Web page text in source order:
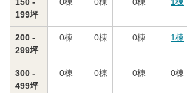
199坪
200 -
299坪
0棟 0棟 0棟 1棟
300 -
499坪
0棟 0棟 0棟 0棟